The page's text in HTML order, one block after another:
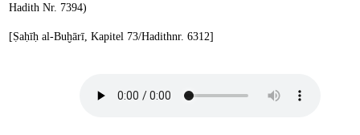
Hadith Nr. 7394)
[Ṣaḥīḥ al-Buḫārī, Kapitel 73/Hadithnr. 6312]